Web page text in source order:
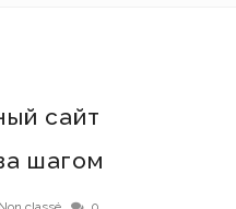
сайт
шагом